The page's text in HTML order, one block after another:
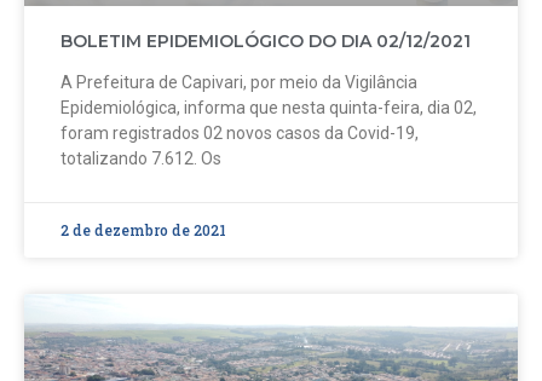
BOLETIM EPIDEMIOLÓGICO DO DIA 02/12/2021
A Prefeitura de Capivari, por meio da Vigilância
Epidemiológica, informa que nesta quinta-feira, dia 02,
foram registrados 02 novos casos da Covid-19,
totalizando 7.612. Os
2 de dezembro de 2021